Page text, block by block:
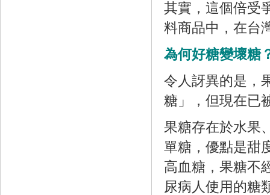
其實，這個倍受
料商品中，在台
為何好糖變壞糖
令人訝異的是，
糖」，但現在已
果糖存在於水果
單糖，優點是甜
高血糖，果糖不
尿病人使用的糖